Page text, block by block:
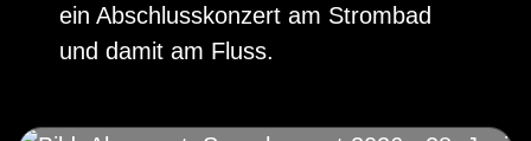
ein Abschlusskonzert am Strombad
und damit am Fluss.